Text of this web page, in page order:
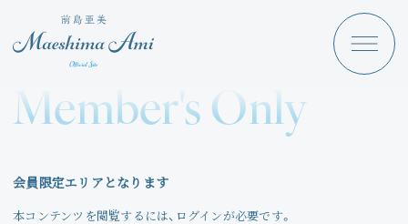
Maeshima Ami Discography
News
Profile
Member's Only
会員限定エリアとなります
本コンテンツを閲覧するには、ログインが必要です。